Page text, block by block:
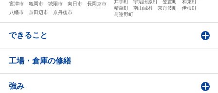
宮津市
亀岡市 城陽市 向日市
長岡京市
八幡市
京田辺市 京丹後市
井手町
宇治田原町 笠置町
和束町
精華町
南山城村 京丹波町
伊根町
与謝野町
できること
工場・倉庫の修繕
強み